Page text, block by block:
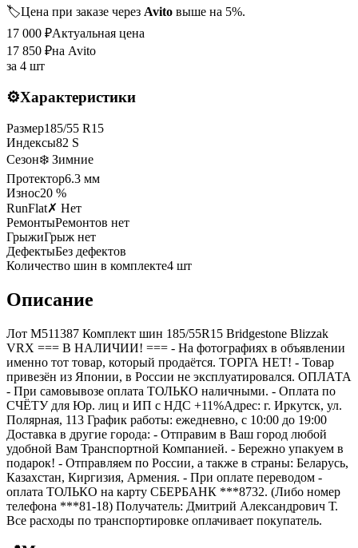
🏷️Цена при заказе через Avito выше на 5%.
17 000 ₽Актуальная цена
17 850 ₽на Avito
за 4 шт
⚙️Характеристики
Размер185/55 R15
Индексы82 S
Сезон❄️ Зимние
Протектор6.3 мм
Износ20 %
RunFlat✗ Нет
РемонтыРемонтов нет
ГрыжиГрыж нет
ДефектыБез дефектов
Количество шин в комплекте4 шт
Описание
Лот M511387 Комплект шин 185/55R15 Bridgestone Blizzak
VRX === B НАЛИЧИИ! === - На фотографиях в объявлении
именно тот товар, который продаётся. ТОРГА НЕТ! - Товар
привезён из Японии, в России не эксплуатировался. ОПЛАТА
- При самовывозе оплата ТОЛЬКО наличными. - Оплата по
СЧЁТУ для Юр. лиц и ИП с НДС +11%Адрес: г. Иркутск, ул.
Полярная, 113 График работы: ежедневно, с 10:00 до 19:00
Доставка в другие города: - Отправим в Ваш город любой
удобной Вам Транспортной Компанией. - Бережно упакуем в
подарок! - Отправляем по России, а также в страны: Беларусь,
Казахстан, Киргизия, Армения. - При оплате переводом -
оплата ТОЛЬКО на карту СБЕРБАНК ***8732. (Либо номер
телефона ***81-18) Получатель: Дмитрий Александрович Т.
Все расходы по транспортировке оплачивает покупатель.